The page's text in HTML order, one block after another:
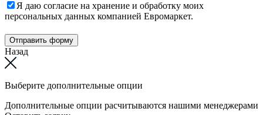
Я даю согласие на хранение и обработку моих
персональных данных компанией Евромаркет.
Отправить форму
Назад
Выберите дополнительные опции
Дополнительные опции расчитываются нашими менеджерами